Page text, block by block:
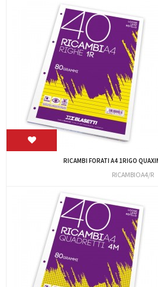
RICAMBI FORATI A4 1RIGO
RICAMBIOA4/R